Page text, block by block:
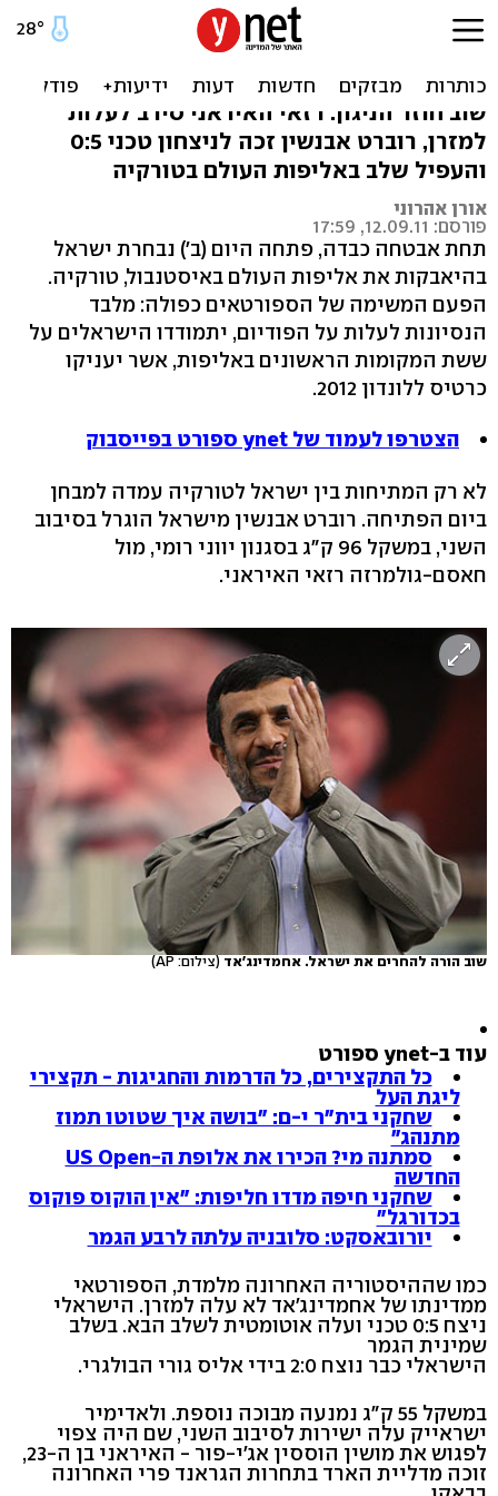
היאבקות: האיראני לא הופיע
- הישראלי ניצח טכני
שוב חוזר הניגון: רזאי האיראני סירב לעלות
למזרן, רוברט אבנשין זכה לניצחון טכני 0:5
והעפיל שלב באליפות העולם בטורקיה
אורן אהרוני
פורסם: 12.09.11, 17:59
תחת אבטחה כבדה, פתחה היום (ב') נבחרת ישראל
בהיאבקות את אליפות העולם באיסטנבול, טורקיה.
הפעם המשימה של הספורטאים כפולה: מלבד
הנסיונות לעלות על הפודיום, יתמודדו הישראלים על
ששת המקומות הראשונים באליפות, אשר יעניקו
כרטיס ללונדון 2012.
הצטרפו לעמוד של ynet ספורט בפייסבוק
לא רק המתיחות בין ישראל לטורקיה עמדה למבחן
ביום הפתיחה. רוברט אבנשין מישראל הוגרל בסיבוב
השני, במשקל 96 ק"ג בסגנון יווני רומי, מול
חאסם-גולמרזה רזאי האיראני.
שוב הורה להחרים את ישראל. אחמדינג'אד(צילום: AP)
עוד ב-ynet ספורט
כל התקצירים, כל הדרמות והחגיגות - תקצירי
ליגת העל
שחקני בית"ר י-ם: "בושה איך שטוטו תמוז
מתנהג"
סמתנה מי? הכירו את אלופת ה-US Open
החדשה
שחקני חיפה מדדו חליפות: "אין הוקוס פוקוס
בכדורגל"
יורובאסקט: סלובניה עלתה לרבע הגמר
כמו שההיסטוריה האחרונה מלמדת, הספורטאי
ממדינתו של אחמדינג'אד לא עלה למזרן. הישראלי
ניצח 0:5 טכני ועלה אוטומטית לשלב הבא. בשלב
שמינית הגמר
הישראלי כבר נוצח 2:0 בידי אליס גורי הבולגרי.
במשקל 55 ק"ג נמנעה מבוכה נוספת. ולאדימיר
ישראייק עלה ישירות לסיבוב השני, שם היה צפוי
לפגוש את מושין הוססין אג'י-פור - האיראני בן ה-23,
זוכה מדליית הארד בתחרות הגראנד פרי האחרונה